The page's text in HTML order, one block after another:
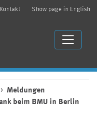
Kontakt Show page in English
Meldungen
beim BMU in Berlin